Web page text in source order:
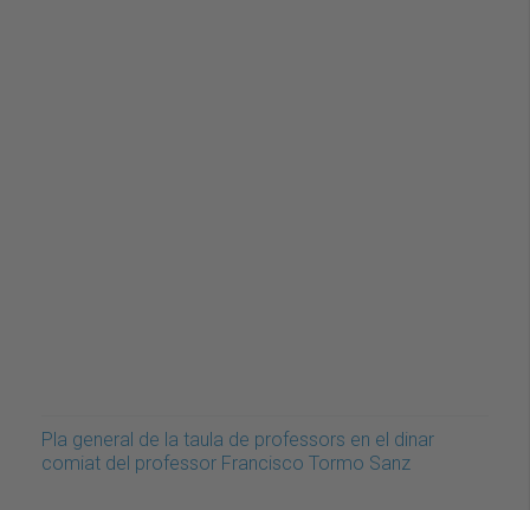
Pla general de la taula de professors en el dinar
comiat del professor Francisco Tormo Sanz